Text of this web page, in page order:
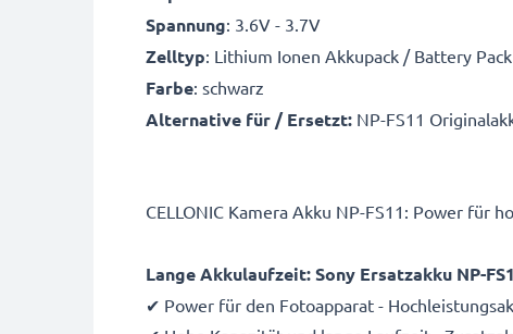
Spannung: 3.6V - 3.7V
Zelltyp: Lithium Ionen Akkupack / Battery Pack
Farbe: schwarz
Alternative für / Ersetzt: NP-FS11
CELLONIC Kamera Akku NP-FS11: Power für
Lange Akkulaufzeit: Sony Ersatzakku NP-
✔ Power für den Fotoapparat -